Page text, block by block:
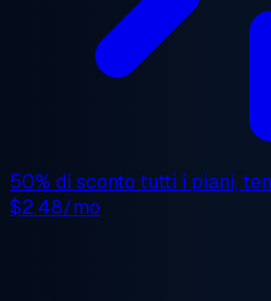
50% di sconto tutti i piani,
$2.48/mo